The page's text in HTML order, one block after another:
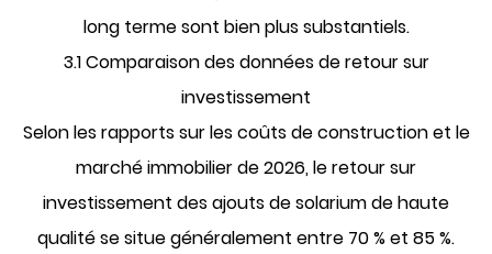
long terme sont bien plus substantiels.
3.1 Comparaison des données de retour sur
investissement
Selon les rapports sur les coûts de construction et le
marché immobilier de 2026, le retour sur
investissement des ajouts de solarium de haute
qualité se situe généralement entre 70 % et 85 %.